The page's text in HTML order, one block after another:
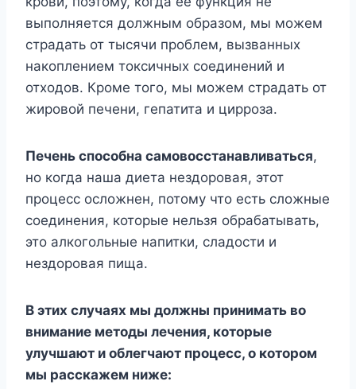
выполняется должным образом, мы можем
страдать от тысячи проблем, вызванных
накоплением токсичных соединений и
отходов. Кроме того, мы можем страдать от
жировой печени, гепатита и цирроза.
Печень способна самовосстанавливаться,
но когда наша диета нездоровая, этот
процесс осложнен, потому что есть сложные
соединения, которые нельзя обрабатывать,
это алкогольные напитки, сладости и
нездоровая пища.
В этих случаях мы должны принимать во
внимание методы лечения, которые
улучшают и облегчают процесс, о котором
мы расскажем ниже: